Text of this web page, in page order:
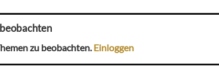
zu beobachten.Einloggen